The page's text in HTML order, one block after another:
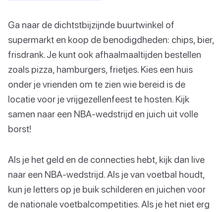
Ga naar de dichtstbijzijnde buurtwinkel of
supermarkt en koop de benodigdheden: chips, bier,
frisdrank. Je kunt ook afhaalmaaltijden bestellen
zoals pizza, hamburgers, frietjes. Kies een huis
onder je vrienden om te zien wie bereid is de
locatie voor je vrijgezellenfeest te hosten. Kijk
samen naar een NBA-wedstrijd en juich uit volle
borst!
Als je het geld en de connecties hebt, kijk dan live
naar een NBA-wedstrijd. Als je van voetbal houdt,
kun je letters op je buik schilderen en juichen voor
de nationale voetbalcompetities. Als je het niet erg